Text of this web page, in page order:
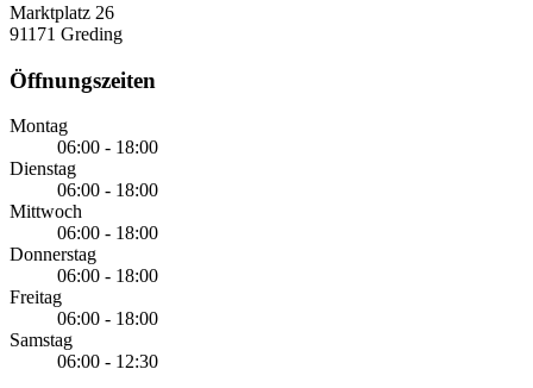
Marktplatz 26
91171 Greding
Öffnungszeiten
Montag
06:00 - 18:00
Dienstag
06:00 - 18:00
Mittwoch
06:00 - 18:00
Donnerstag
06:00 - 18:00
Freitag
06:00 - 18:00
Samstag
06:00 - 12:30